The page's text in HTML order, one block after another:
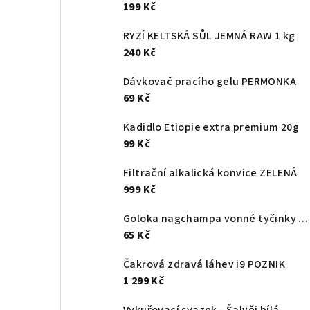
199 Kč
RYZÍ KELTSKÁ SŮL JEMNÁ RAW 1 kg
240 Kč
Dávkovač pracího gelu PERMONKA
69 Kč
Kadidlo Etiopie extra premium 20g
99 Kč
Filtrační alkalická konvice ZELENÁ
999 Kč
Goloka nagchampa vonné tyčinky 16g
65 Kč
Čakrová zdravá láhev i9 POZNIK
1 299 Kč